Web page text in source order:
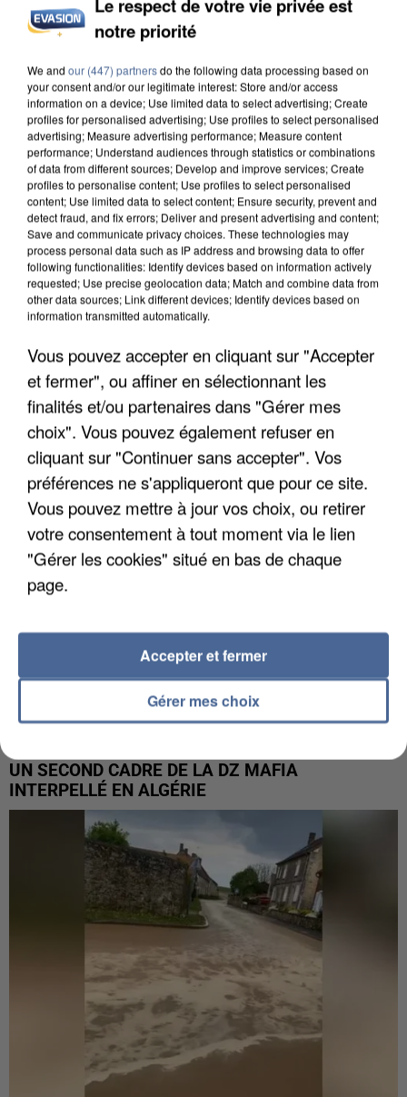
IL TUE SON FILS ET ENVOIE DES PHOTOS À SON
EX-COMPAGNE À NICE
L’UN DES FONDATEURS SUPPOSÉS DE LA DZ
MAFIA INTERPELLÉ EN ALGÉRIE
UN SECOND CADRE DE LA DZ MAFIA
INTERPELLÉ EN ALGÉRIE
Le respect de votre vie privée est
notre priorité
We and our (447) partnersdo the following data processing based on
your consent and/or our legitimate interest: Store and/or access
information on a device; Use limited data to select advertising; Create
profiles for personalised advertising; Use profiles to select personalised
advertising; Measure advertising performance; Measure content
performance; Understand audiences through statistics or combinations
of data from different sources; Develop and improve services; Create
profiles to personalise content; Use profiles to select personalised
content; Use limited data to select content; Ensure security, prevent and
detect fraud, and fix errors; Deliver and present advertising and content;
Save and communicate privacy choices. These technologies may
process personal data such as IP address and browsing data to offer
following functionalities: Identify devices based on information actively
requested; Use precise geolocation data; Match and combine data from
other data sources; Link different devices; Identify devices based on
information transmitted automatically.
Vous pouvez accepter en cliquant sur "Accepter
et fermer", ou affiner en sélectionnant les
finalités et/ou partenaires dans "Gérer mes
choix". Vous pouvez également refuser en
cliquant sur "Continuer sans accepter". Vos
préférences ne s'appliqueront que pour ce site.
Vous pouvez mettre à jour vos choix, ou retirer
votre consentement à tout moment via le lien
"Gérer les cookies" situé en bas de chaque
page.
Gérer mes choix
Accepter et fermer